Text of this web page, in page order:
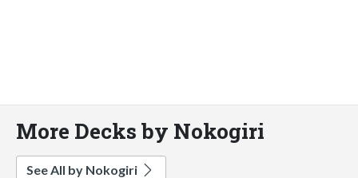
More Decks by Nokogiri
See All by Nokogiri